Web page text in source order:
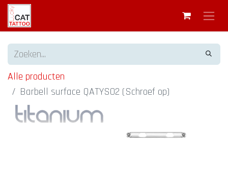
Alle producten
Barbell surface QATYS02 (Schroef op)